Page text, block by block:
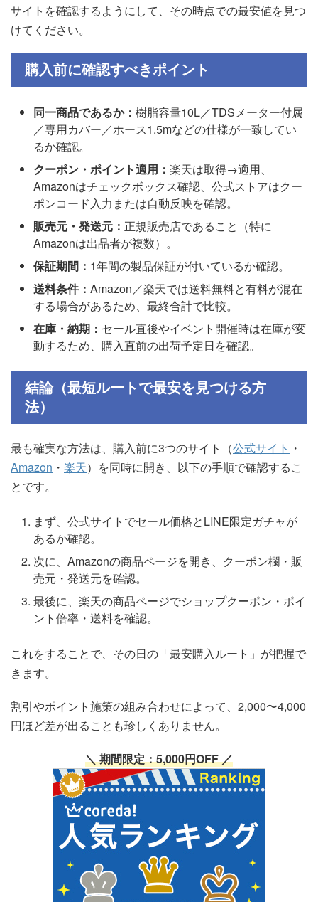
サイトを確認するようにして、その時点での最安値を見つ
けてください。
購入前に確認すべきポイント
同一商品であるか： 樹脂容量10L／TDSメーター付属
／専用カバー／ホース1.5mなどの仕様が一致してい
るか確認。
クーポン・ポイント適用： 楽天は取得→適用、
Amazonはチェックボックス確認、公式ストアはクー
ポンコード入力または自動反映を確認。
販売元・発送元： 正規販売店であること（特に
Amazonは出品者が複数）。
保証期間： 1年間の製品保証が付いているか確認。
送料条件： Amazon／楽天では送料無料と有料が混在
する場合があるため、最終合計で比較。
在庫・納期： セール直後やイベント開催時は在庫が変
動するため、購入直前の出荷予定日を確認。
結論（最短ルートで最安を見つける方
法）
最も確実な方法は、購入前に3つのサイト（公式サイト ・
Amazon ・ 楽天）を同時に開き、以下の手順で確認するこ
とです。
まず、公式サイトでセール価格とLINE限定ガチャが
あるか確認。
次に、Amazonの商品ページを開き、クーポン欄・販
売元・発送元を確認。
最後に、楽天の商品ページでショップクーポン・ポイ
ント倍率・送料を確認。
これをすることで、その日の「最安購入ルート」が把握で
きます。
割引やポイント施策の組み合わせによって、2,000〜4,000
円ほど差が出ることも珍しくありません。
＼ 期間限定：5,000円OFF ／